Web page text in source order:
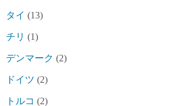
タイ (13)
チリ (1)
デンマーク (2)
ドイツ (2)
トルコ (2)